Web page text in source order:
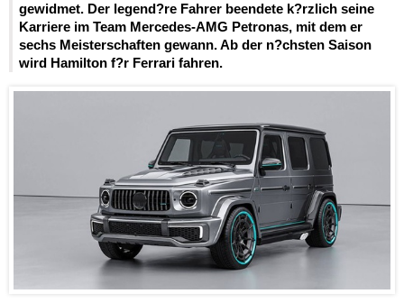
gewidmet. Der legend?re Fahrer beendete k?rzlich seine
Karriere im Team Mercedes-AMG Petronas, mit dem er
sechs Meisterschaften gewann. Ab der n?chsten Saison
wird Hamilton f?r Ferrari fahren.